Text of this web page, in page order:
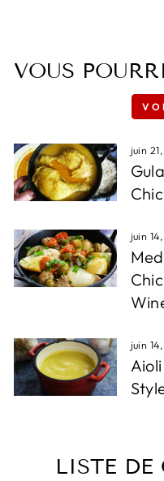
VOUS
juin
juin
juin
LISTE DE